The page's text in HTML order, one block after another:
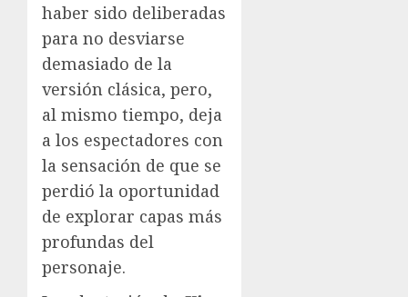
haber sido deliberadas
para no desviarse
demasiado de la
versión clásica, pero,
al mismo tiempo, deja
a los espectadores con
la sensación de que se
perdió la oportunidad
de explorar capas más
profundas del
personaje.